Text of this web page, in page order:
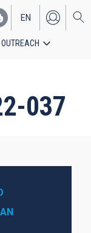
EN
ES
037